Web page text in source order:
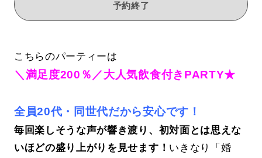
予約終了
こちらのパーティーは
＼満足度200％／大人気飲食付きPARTY★
全員20代・同世代だから安心です！
毎回楽しそうな声が響き渡り、初対面とは思えな
いほどの盛り上がりを見せます！ いきなり「婚